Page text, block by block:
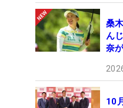
桑
ん
奈
10